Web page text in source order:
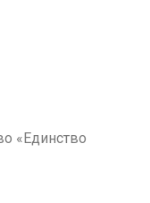
«Единство